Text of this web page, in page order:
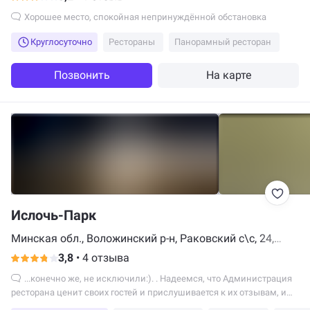
Хорошее место, спокойная непринуждённой обстановка
Круглосуточно Рестораны Панорамный ресторан
Позвонить На карте
Ислочь-Парк
Минская обл., Воложинский р-н, Раковский с\с, 24,
1,8км западнее а.г Раков, Минск
3,8 • 4 отзыва
ресторана ценит своих гостей и прислушивается к их отзывам, и